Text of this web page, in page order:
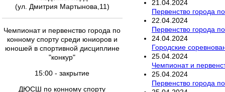
(ул. Дмитрия Мартынова,11)
Чемпионат и первенство города по
конному спорту среди юниоров и
юношей в спортивной дисциплине
"конкур"
15:00 - закрытие
ДЮСШ по конному спорту
21 04 2024
Первенство города
22 04 2024
Первенство города
24 04 2024
Городские
25 04 2024
Чемпионат и
25 04 2024
Первенство города